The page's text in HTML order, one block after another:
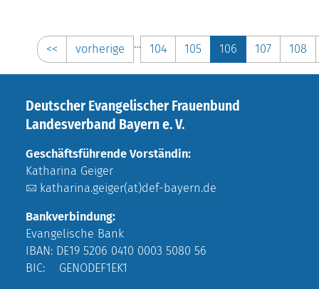
<< vorherige … 104 105 106 107 108
Deutscher Evangelischer Frauenbund
Landesverband Bayern e. V.
Geschäftsführende Vorständin:
Katharina Geiger
katharina.geiger(at)def-bayern.de
Bankverbindung:
Evangelische Bank
IBAN: DE19 5206 0410 0003 5080 56
BIC: GENODEF1EK1